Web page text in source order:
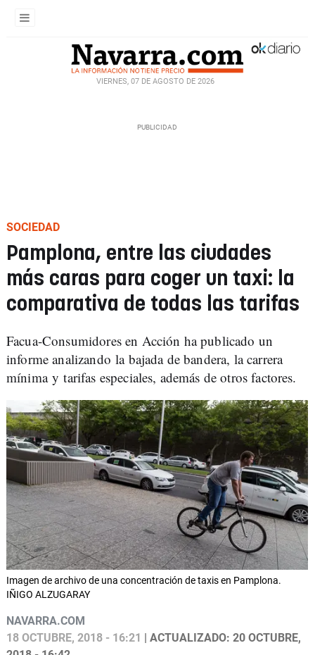
VIERNES, 07 DE AGOSTO DE 2026
SOCIEDAD
Pamplona, entre las ciudades
más caras para coger un taxi: la
comparativa de todas las tarifas
Facua-Consumidores en Acción ha publicado un
informe analizando la bajada de bandera, la carrera
mínima y tarifas especiales, además de otros factores.
Imagen de archivo de una concentración de taxis en Pamplona.
IÑIGO ALZUGARAY
NAVARRA.COM
18 OCTUBRE, 2018 - 16:21
| ACTUALIZADO: 20 OCTUBRE,